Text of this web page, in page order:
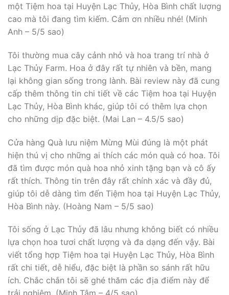
một Tiệm hoa tại Huyện Lạc Thủy, Hòa Bình chất lượng
cao mà tôi đang tìm kiếm. Cảm ơn nhiều nhé! (Minh
Anh – 5/5 sao)
Tôi thường mua cây cảnh nhỏ và hoa trang trí nhà ở
Lạc Thủy Farm. Hoa ở đây rất tự nhiên và bền, mang
lại không gian sống trong lành. Bài review này đã cung
cấp thêm thông tin chi tiết về các Tiệm hoa tại Huyện
Lạc Thủy, Hòa Bình khác, giúp tôi có thêm lựa chọn
cho những dịp đặc biệt. (Mai Lan – 4.5/5 sao)
Cửa hàng Quà lưu niệm Mừng Mùi đúng là một phát
hiện thú vị cho những ai thích các món quà có hoa. Tôi
đã tìm được món quà hoa nhỏ xinh tặng bạn và cô ấy
rất thích. Thông tin trên đây rất chính xác và đầy đủ,
giúp tôi dễ dàng tìm đến Tiệm hoa tại Huyện Lạc Thủy,
Hòa Bình này. (Hoàng Nam – 5/5 sao)
Tôi sống ở Lạc Thủy đã lâu nhưng không biết có nhiều
lựa chọn hoa tươi chất lượng và đa dạng đến vậy. Bài
viết tổng hợp Tiệm hoa tại Huyện Lạc Thủy, Hòa Bình
rất chi tiết, dễ hiểu, đặc biệt là phần so sánh rất hữu
ích. Chắc chắn tôi sẽ ghé thăm các địa điểm này để